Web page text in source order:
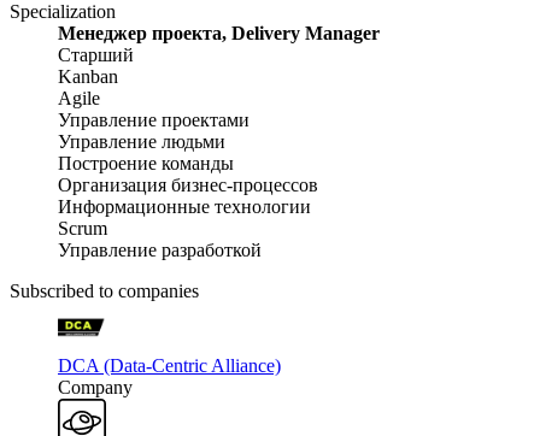
Specialization
Менеджер проекта, Delivery Manager
Старший
Kanban
Agile
Управление проектами
Управление людьми
Построение команды
Организация бизнес-процессов
Информационные технологии
Scrum
Управление разработкой
Subscribed to companies
DCA (Data-Centric Alliance)
Company